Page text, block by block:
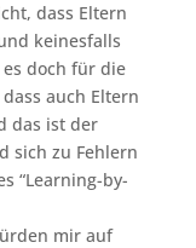
dass Eltern
keinesfalls
es doch für die
auch Eltern
das ist der
sich zu Fehlern
“Learning-by-
mir auf